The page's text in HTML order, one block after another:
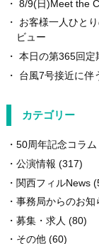
8/9(日)Meet the
お客様一人ひと
ビュー
本日の第365回定
台風7号接近に伴
カテゴリー
50周年記念コラム
公演情報 (317)
関西フィルNews
事務局からのお知
募集・求人 (80)
その他(60)